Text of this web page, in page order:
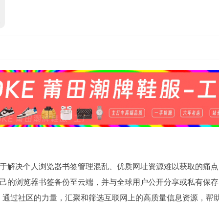
解决个人浏览器书签管理混乱、优质网址资源难以获取的痛
的浏览器书签备份至云端，并与全球用户公开分享或私有保
过社区的力量，汇聚和筛选互联网上的高质量信息资源，帮